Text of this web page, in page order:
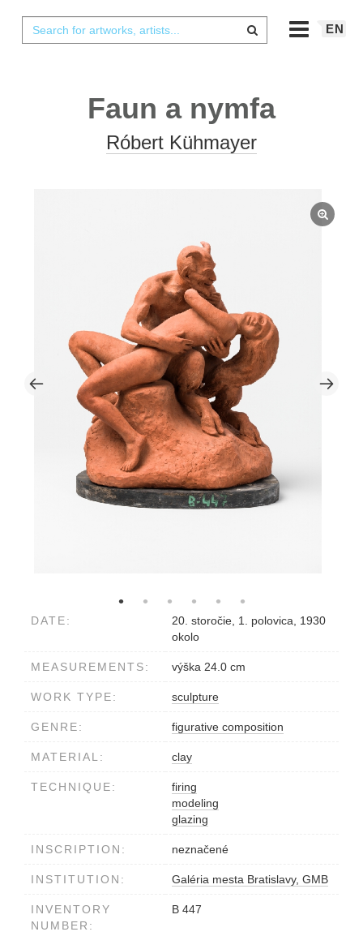
EN
Faun a nymfa
Róbert Kühmayer
DATE:
20. storočie, 1. polovica, 1930
okolo
MEASUREMENTS: výška 24.0 cm
WORK TYPE: sculpture
GENRE: figurative composition
MATERIAL: clay
TECHNIQUE:
firing
modeling
glazing
INSCRIPTION: neznačené
INSTITUTION: Galéria mesta Bratislavy, GMB
INVENTORY
NUMBER:
B 447